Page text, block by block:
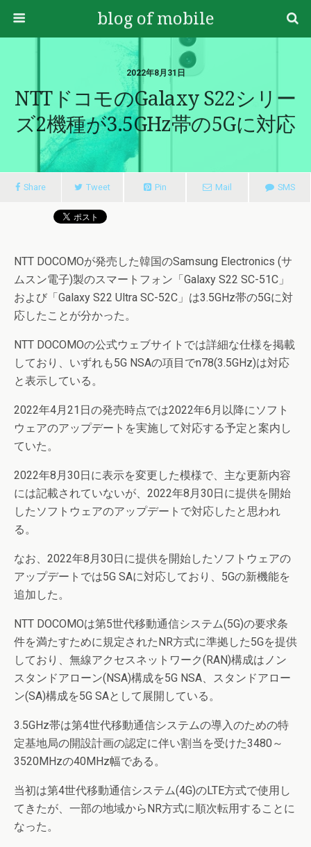
blog of mobile
2022年8月31日
NTTドコモのGalaxy S22シリー
ズ2機種が3.5GHz帯の5Gに対応
Share Tweet Pin Mail SMS
NTT DOCOMOが発売した韓国のSamsung Electronics (サ
ムスン電子)製のスマートフォン「Galaxy S22 SC-51C」
および「Galaxy S22 Ultra SC-52C」は3.5GHz帯の5Gに対
応したことが分かった。
NTT DOCOMOの公式ウェブサイトでは詳細な仕様を掲載
しており、いずれも5G NSAの項目でn78(3.5GHz)は対応
と表示している。
2022年4月21日の発売時点では2022年6月以降にソフト
ウェアのアップデートを実施して対応する予定と案内し
ていた。
2022年8月30日に表示を変更した模様で、主な更新内容
には記載されていないが、2022年8月30日に提供を開始
したソフトウェアのアップデートで対応したと思われ
る。
なお、2022年8月30日に提供を開始したソフトウェアの
アップデートでは5G SAに対応しており、5Gの新機能を
追加した。
NTT DOCOMOは第5世代移動通信システム(5G)の要求条
件を満たすために規定されたNR方式に準拠した5Gを提供
しており、無線アクセスネットワーク(RAN)構成はノン
スタンドアローン(NSA)構成を5G NSA、スタンドアロー
ン(SA)構成を5G SAとして展開している。
3.5GHz帯は第4世代移動通信システムの導入のための特
定基地局の開設計画の認定に伴い割当を受けた3480～
3520MHzの40MHz幅である。
当初は第4世代移動通信システム(4G)のLTE方式で使用し
てきたが、一部の地域からNR方式に順次転用することに
なった。